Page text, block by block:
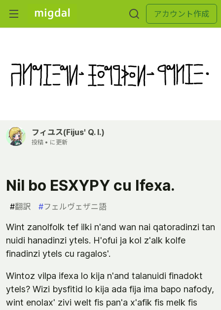
アカウント作成
フィユス(Fijus' Q. I.)
投稿 • に更新
Nil bo ESXYPY cu Ifexa.
#翻訳 #フェルヴェザニ語
Wint zanolfolk tef ilki n'and wan nai qatoradinzi tan
nuidi hanadinzi ytels. H'ofui ja kol z'alk kolfe
finadinzi ytels cu ragalos'.
Wintoz vilpa ifexa lo kija n'and talanuidi finadokt
ytels? Wizi bysfitid lo kija ada fija ima bapo nafody,
wint enolax' zivi welt fis pan'a x'afik fis melk fis